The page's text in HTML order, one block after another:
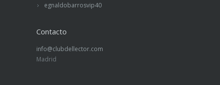
egnaldobarrosvip40
Contacto
info@clubdellector.com
Madrid